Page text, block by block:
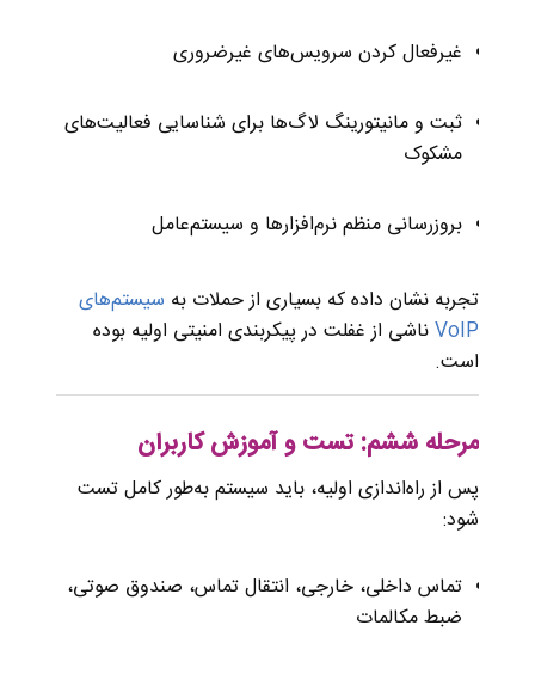
غیرفعال کردن سرویس‌های غیرضروری
ثبت و مانیتورینگ لاگ‌ها برای شناسایی فعالیت‌های
مشکوک
بروزرسانی منظم نرم‌افزارها و سیستم‌عامل
تجربه نشان داده که بسیاری از حملات به سیستم‌های
VoIPناشی از غفلت در پیکربندی امنیتی اولیه بوده
است.
مرحله ششم: تست و آموزش کاربران
پس از راه‌اندازی اولیه، باید سیستم به‌طور کامل تست
شود:
تماس داخلی، خارجی، انتقال تماس، صندوق صوتی،
ضبط مکالمات